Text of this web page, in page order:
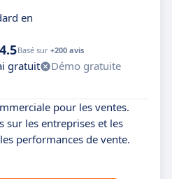
en
4.5Basé sur +200 avis
gratuit
Démo gratuite
pour les ventes.
sur les entreprises et les
performances de vente.